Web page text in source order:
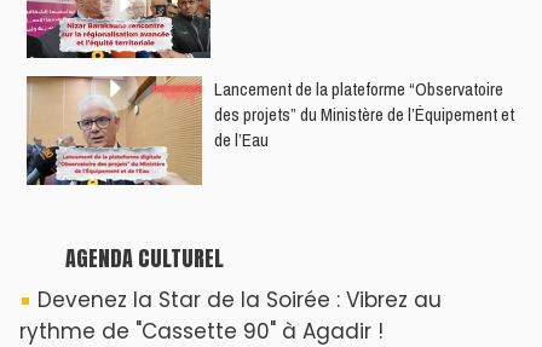
​Lancement de la plateforme “Observatoire
des projets” du Ministère de l’Équipement et
de l’Eau
AGENDA CULTUREL
Devenez la Star de la Soirée : Vibrez au
rythme de "Cassette 90" à Agadir !